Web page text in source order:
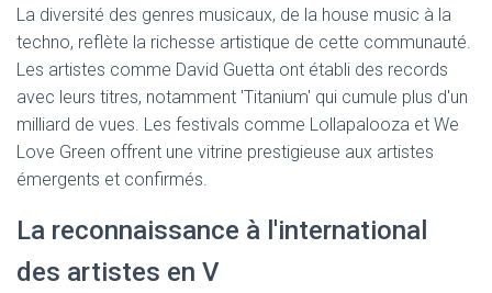
La diversité des genres musicaux, de la house music à la
techno, reflète la richesse artistique de cette communauté.
Les artistes comme David Guetta ont établi des records
avec leurs titres, notamment 'Titanium' qui cumule plus d'un
milliard de vues. Les festivals comme Lollapalooza et We
Love Green offrent une vitrine prestigieuse aux artistes
émergents et confirmés.
La reconnaissance à l'international
des artistes en V